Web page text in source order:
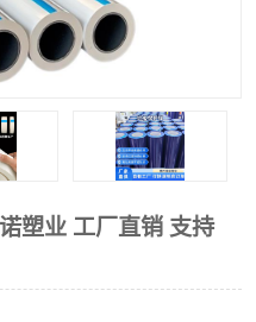
塑业 工厂直销 支持
两边上胶保护膜
一次性隔离膜